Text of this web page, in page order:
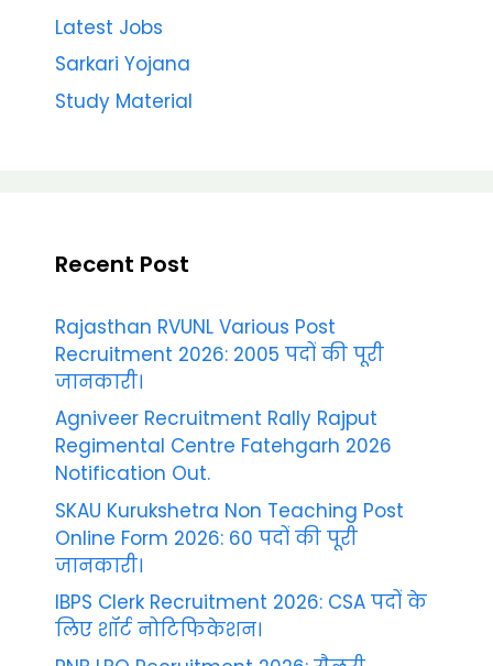
Latest Jobs
Sarkari Yojana
Study Material
Recent Post
Rajasthan RVUNL Various Post
Recruitment 2026: 2005 पदों की पूरी
जानकारी।
Agniveer Recruitment Rally Rajput
Regimental Centre Fatehgarh 2026
Notification Out.
SKAU Kurukshetra Non Teaching Post
Online Form 2026: 60 पदों की पूरी
जानकारी।
IBPS Clerk Recruitment 2026: CSA पदों के
लिए शॉर्ट नोटिफिकेशन।